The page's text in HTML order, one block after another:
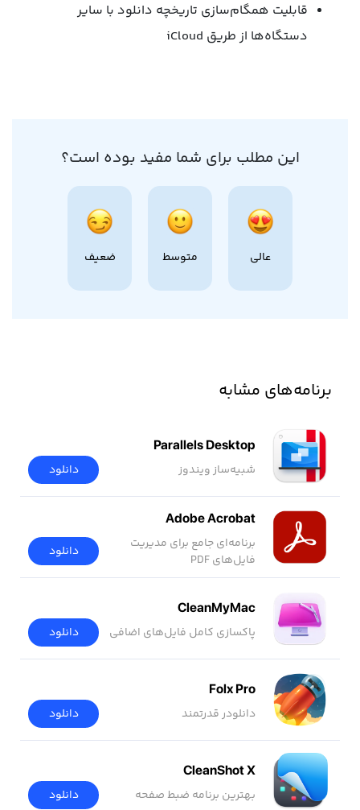
قابلیت همگام‌سازی تاریخچه دانلود با سایر
دستگاه‌ها از طریق iCloud
این مطلب برای شما مفید بوده است؟
عالی متوسط ضعیف
برنامه‌های مشابه
Parallels Desktop
شبیه‌ساز ویندوز دانلود
Adobe Acrobat
برنامه‌ای جامع برای مدیریت
فایل‌های PDF
دانلود
CleanMyMac
پاکسازی کامل فایل‌های اضافی دانلود
Folx Pro
دانلودر قدرتمند دانلود
CleanShot X
بهترین برنامه ضبط صفحه دانلود